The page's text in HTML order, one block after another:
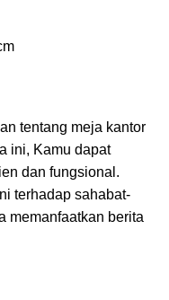
tentang meja kantor
ini, Kamu dapat
dan fungsional.
terhadap sahabat-
memanfaatkan berita